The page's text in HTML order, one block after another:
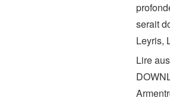
serait
Leyris,
Lire